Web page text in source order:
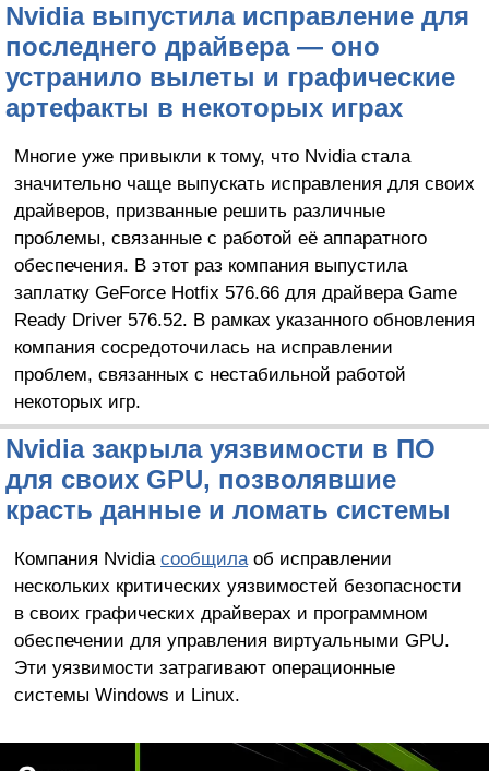
Nvidia выпустила исправление для
последнего драйвера — оно
устранило вылеты и графические
артефакты в некоторых играх
Многие уже привыкли к тому, что Nvidia стала
значительно чаще выпускать исправления для своих
драйверов, призванные решить различные
проблемы, связанные с работой её аппаратного
обеспечения. В этот раз компания выпустила
заплатку GeForce Hotfix 576.66 для драйвера Game
Ready Driver 576.52. В рамках указанного обновления
компания сосредоточилась на исправлении
проблем, связанных с нестабильной работой
некоторых игр.
Nvidia закрыла уязвимости в ПО
для своих GPU, позволявшие
красть данные и ломать системы
Компания Nvidia сообщилаоб исправлении
нескольких критических уязвимостей безопасности
в своих графических драйверах и программном
обеспечении для управления виртуальными GPU.
Эти уязвимости затрагивают операционные
системы Windows и Linux.